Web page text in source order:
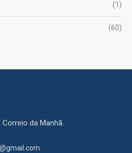
(1)
(60)
da Manhã.